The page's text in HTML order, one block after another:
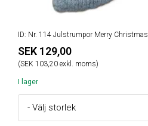
ID: Nr. 114 Julstrumpor Merry Christmas
SEK 129,00
(SEK 103,20 exkl. moms)
I lager